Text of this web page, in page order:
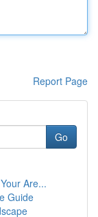
Report Page
Go
Are...
Guide